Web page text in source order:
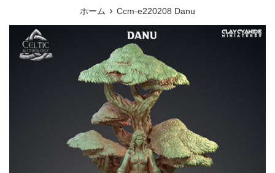
ホーム › Ccm-e220208 Danu